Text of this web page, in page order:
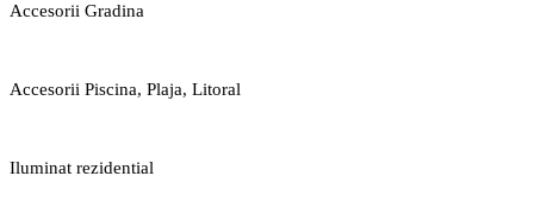
Accesorii Gradina
Accesorii Piscina, Plaja, Litoral
Iluminat rezidential